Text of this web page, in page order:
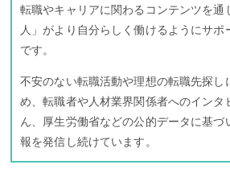
転職やキャリアに関わるコンテンツを通
人」がより自分らしく働けるようにサポ
です。
不安のない転職活動や理想の転職先探し
め、転職者や人材業界関係者へのインタ
ん、厚生労働省などの公的データに基づ
報を発信し続けています。